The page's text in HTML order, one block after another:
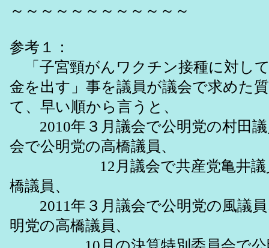
～～～～～～～～～～～～
参考１：
「子宮頸がんワクチン接種に対し
金を出す」事を議員が議会で求めた
て、早い順から言うと、
2010年３月議会で公明党の村田議
会で公明党の高橋議員、
12月議会で共産党亀井議員
橋議員、
2011年３月議会で公明党の風議員
明党の高橋議員、